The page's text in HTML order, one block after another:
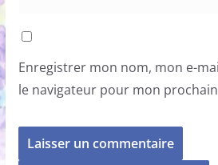
Enregistrer mon nom, mon e-
le navigateur pour mon